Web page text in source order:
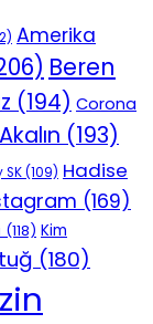
Amerika
Beren
(194) Corona
(193)
(109) Hadise
(169)
(118) Kim
(180)